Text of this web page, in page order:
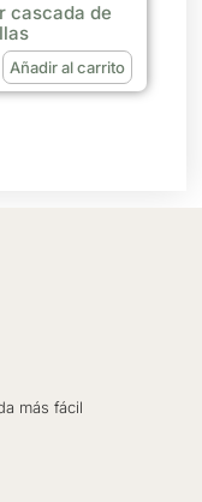
cascada de
Añadir al carrito
más fácil